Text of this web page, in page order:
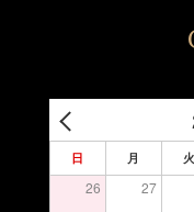
日 月 火
26 27